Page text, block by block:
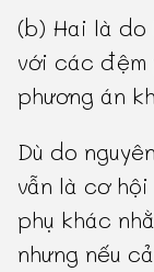
(b) Hai là do
với các đệm
phương án
Dù do
vẫn là cơ
phụ khác
nhưng nếu